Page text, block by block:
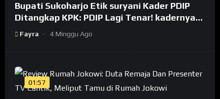
Bupati Sukoharjo Etik suryani Kader PDIP
Ditangkap KPK: PDIP Lagi Tenar! kadernya
Banyak Jadi Maling
Fayra 4 Minggu Ago
01:57